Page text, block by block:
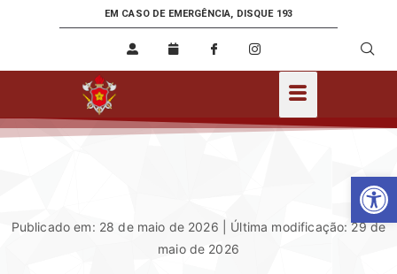
EM CASO DE EMERGÊNCIA, DISQUE 193
Publicado em: 28 de maio de 2026 | Última modificação: 29 de
maio de 2026